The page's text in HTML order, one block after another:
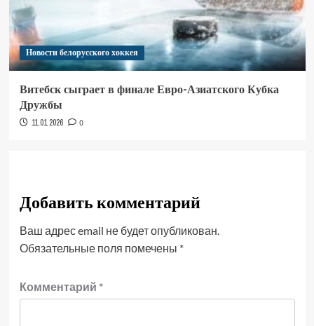
Новости белорусского хоккея
Витебск сыграет в финале Евро-Азиатского Кубка
Дружбы
11.01.2026 0
Добавить комментарий
Ваш адрес email не будет опубликован.
Обязательные поля помечены *
Комментарий *